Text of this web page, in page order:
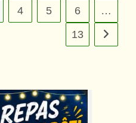
4 5 6
…
13
Aller à